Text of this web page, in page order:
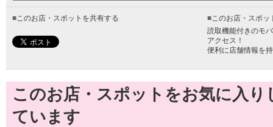
■このお店・スポットを共有する ■このお店・スポッ
読取機能付きのモ
アクセス！
便利に店舗情報を
このお店・スポットをお気に入
ています